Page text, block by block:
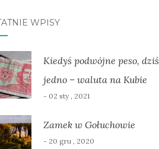
WPISY
Kiedyś podwójne peso, dziś
jedno – waluta na Kubie
- 02 sty , 2021
Zamek w Gołuchowie
- 20 gru , 2020